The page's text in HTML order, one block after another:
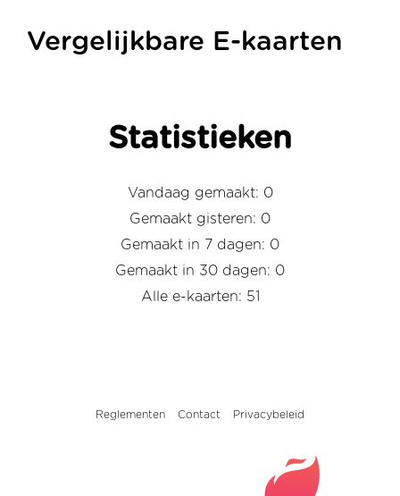
Vergelijkbare E-kaarten
Statistieken
Vandaag gemaakt: 0
Gemaakt gisteren: 0
Gemaakt in 7 dagen: 0
Gemaakt in 30 dagen: 0
Alle e-kaarten: 51
Reglementen Contact Privacybeleid